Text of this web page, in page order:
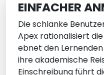
EINFACHER
Die schlanke
Apex rationalisiert
ebnet den
ihre akademische
Einschreibung führt